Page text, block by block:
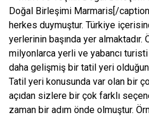
Doğal Birleşimi Marmaris[/
herkes duymuştur. Türkiye
yerlerinin başında yer almaktadır.
milyonlarca yerli ve yabancı turisti
daha gelişmiş bir tatil yeri
Tatil yeri konusunda var olan bir
açıdan sizlere bir çok farklı
zaman bir adım önde olmuştur.